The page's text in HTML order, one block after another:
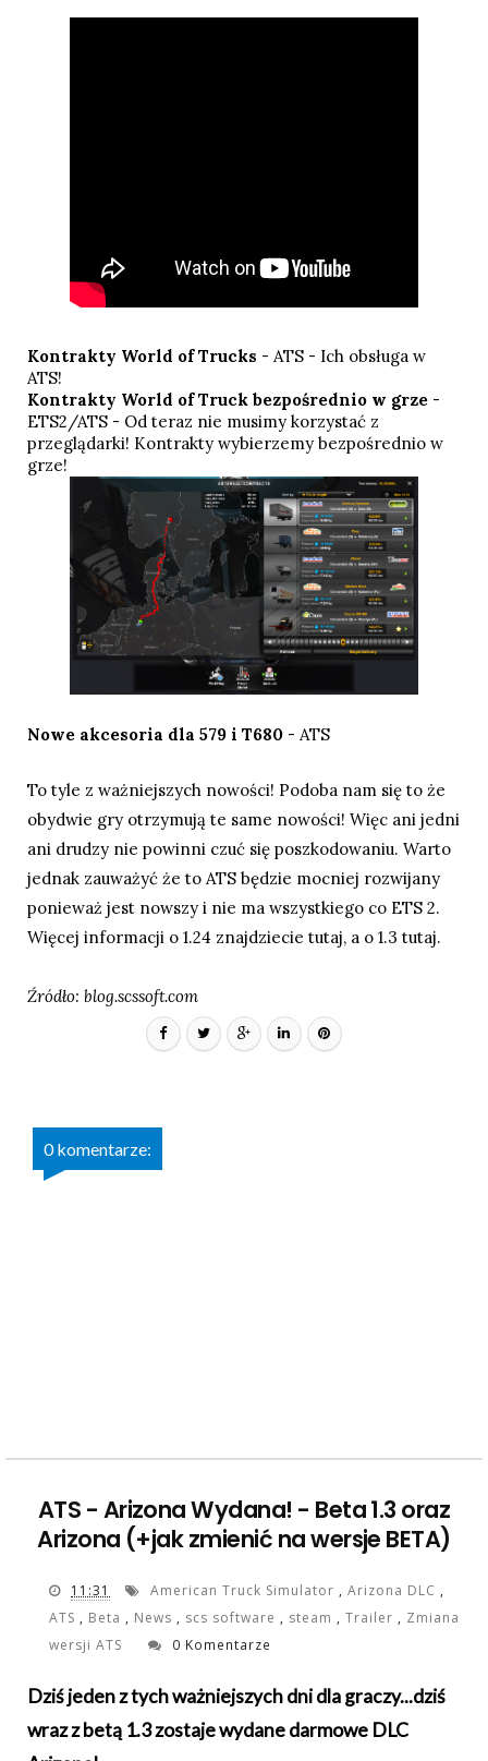
Kontrakty World of Trucks - ATS - Ich obsługa w
ATS!
Kontrakty World of Truck bezpośrednio w grze -
ETS2/ATS - Od teraz nie musimy korzystać z
przeglądarki! Kontrakty wybierzemy bezpośrednio w
grze!
Nowe akcesoria dla 579 i T680 - ATS
To tyle z ważniejszych nowości! Podoba nam się to że
obydwie gry otrzymują te same nowości! Więc ani jedni
ani drudzy nie powinni czuć się poszkodowaniu. Warto
jednak zauważyć że to ATS będzie mocniej rozwijany
ponieważ jest nowszy i nie ma wszystkiego co ETS 2.
Więcej informacji o 1.24 znajdziecie tutaj, a o 1.3 tutaj.
Źródło: blog.scssoft.com
0 komentarze:
ATS - Arizona Wydana! - Beta 1.3 oraz
Arizona (+jak zmienić na wersje BETA)
11:31 American Truck Simulator , Arizona DLC ,
ATS , Beta , News , scs software , steam , Trailer , Zmiana
wersji ATS
0 Komentarze
Dziś jeden z tych ważniejszych dni dla graczy...dziś
wraz z betą 1.3 zostaje wydane darmowe DLC